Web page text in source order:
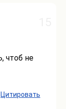
чтоб не
Цитировать